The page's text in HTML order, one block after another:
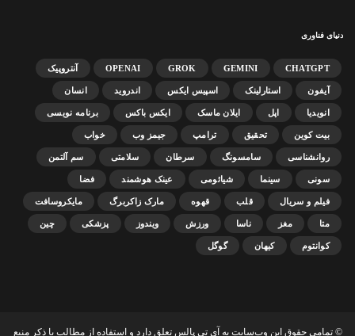
دنیای فناوری
CHATGPT
GEMINI
GROK
OPENAI آنتروپیک
آیفون استارلینک اسپیس ایکس اندروید انسان
انویدیا اپل ایلان ماسک ایکس باکس برنامه نویسی
بیت کوین تحقیق ترامپ جیمز وب خواب
روانشناسی سامسونگ سرطان سلامتی سم آلتمن
سونی سینما شیائومی عینک هوشمند فضا
فیلم و سریال قلب قهوه مارک زاکربرگ مایکروسافت
متا مغز ناسا ورزش ویندوز پزشکی چین
کوانتوم کیهان گوگل
© تمامی حقوق این وب‌سایت به آی تی پالس تعلق دارد و استفاده از مطالب با ذکر منبع